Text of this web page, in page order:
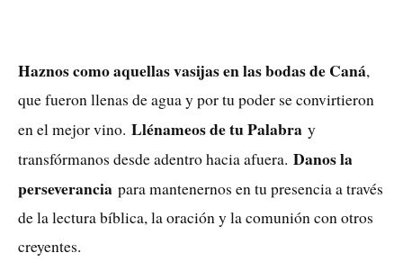
Haznos como aquellas vasijas en las bodas de Caná,
que fueron llenas de agua y por tu poder se convirtieron
en el mejor vino. Llénameos de tu Palabra y
transfórmanos desde adentro hacia afuera. Danos la
perseverancia para mantenernos en tu presencia a través
de la lectura bíblica, la oración y la comunión con otros
creyentes.